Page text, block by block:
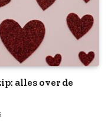
alles over de